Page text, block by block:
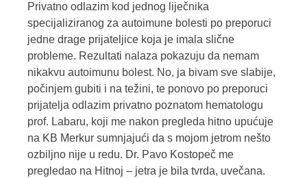
Privatno odlazim kod jednog liječnika
specijaliziranog za autoimune bolesti po preporuci
jedne drage prijateljice koja je imala slične
probleme. Rezultati nalaza pokazuju da nemam
nikakvu autoimunu bolest. No, ja bivam sve slabije,
počinjem gubiti i na težini, te ponovo po preporuci
prijatelja odlazim privatno poznatom hematologu
prof. Labaru, koji me nakon pregleda hitno upućuje
na KB Merkur sumnjajući da s mojom jetrom nešto
ozbiljno nije u redu. Dr. Pavo Kostopeč me
pregledao na Hitnoj – jetra je bila tvrda, uvečana.